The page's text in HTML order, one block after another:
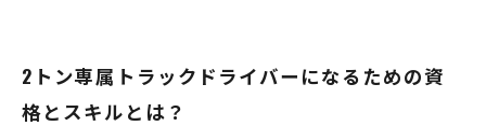
2トン専属トラックドライバーになるための資
格とスキルとは？